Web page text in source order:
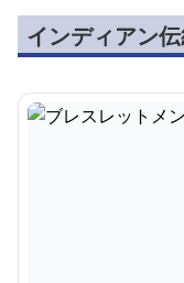
インディアン